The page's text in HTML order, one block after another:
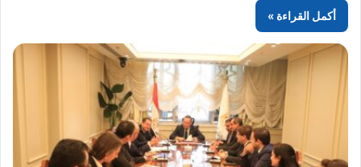
أكمل القراءة »